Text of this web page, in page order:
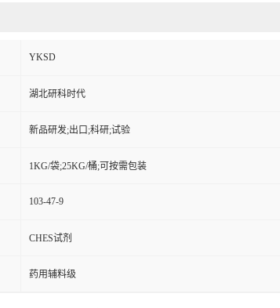
YKSD
湖北研科时代
新品研发;出口;科研;试验
1KG/袋;25KG/桶;可按需包装
103-47-9
CHES试剂
药用辅料级